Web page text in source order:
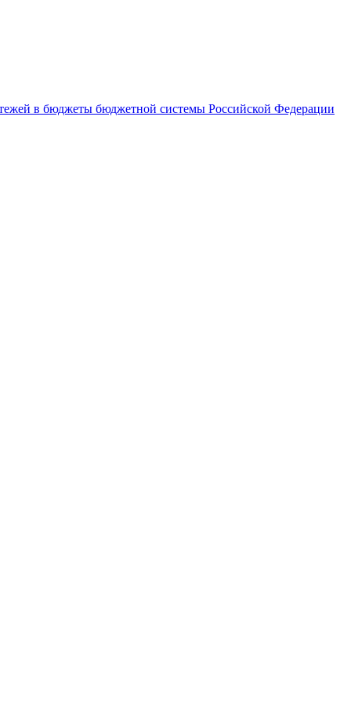
в бюджеты бюджетной системы Российской Федерации